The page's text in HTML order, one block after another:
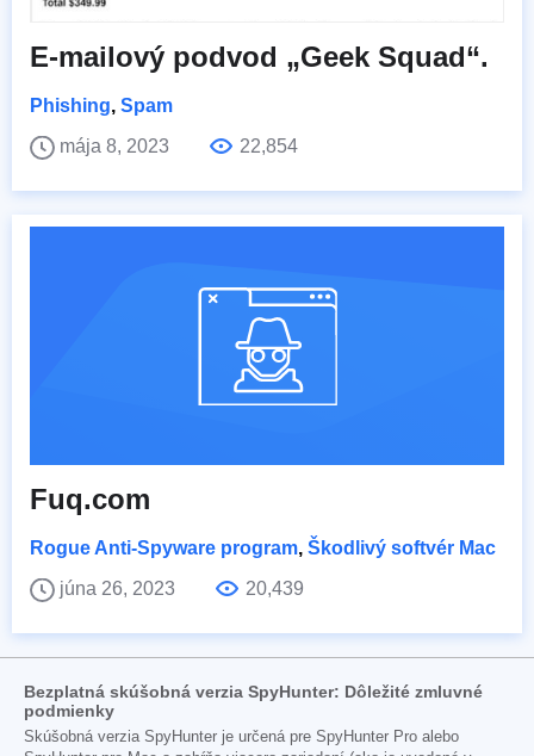
E-mailový podvod „Geek Squad“.
Phishing, Spam
mája 8, 2023
22,854
Fuq.com
Rogue Anti-Spyware program, Škodlivý softvér Mac
júna 26, 2023
20,439
Bezplatná skúšobná verzia SpyHunter: Dôležité zmluvné
podmienky
Skúšobná verzia SpyHunter je určená pre SpyHunter Pro alebo